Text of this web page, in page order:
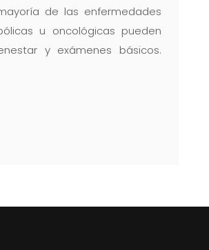
de las enfermedades
u oncológicas pueden
y exámenes básicos.